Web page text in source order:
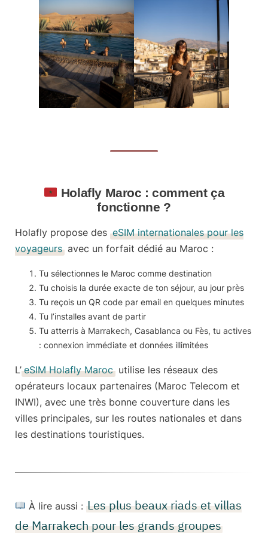
Holafly Maroc : comment ça
fonctionne ?
Holafly propose des eSIM internationales pour les
voyageurs avec un forfait dédié au Maroc :
Tu sélectionnes le Maroc comme destination
Tu choisis la durée exacte de ton séjour, au jour près
Tu reçois un QR code par email en quelques minutes
Tu l’installes avant de partir
Tu atterris à Marrakech, Casablanca ou Fès, tu actives
: connexion immédiate et données illimitées
L’ eSIM Holafly Maroc utilise les réseaux des
opérateurs locaux partenaires (Maroc Telecom et
INWI), avec une très bonne couverture dans les
villes principales, sur les routes nationales et dans
les destinations touristiques.
À lire aussi : Les plus beaux riads et villas
de Marrakech pour les grands groupes